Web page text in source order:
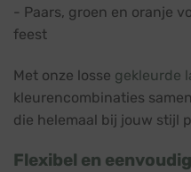
- Paars, groen en oranje
feest
Met onze losse gekleurde
kleurencombinaties
die helemaal bij jouw stijl
Flexibel en